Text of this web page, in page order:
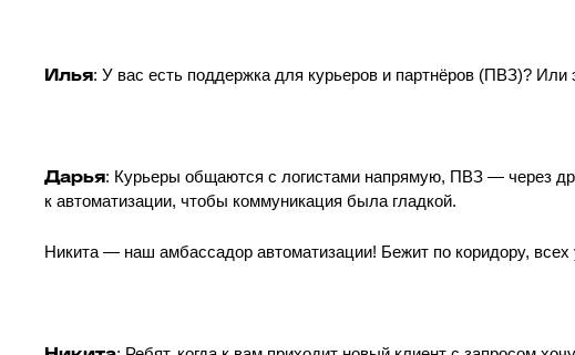
Илья: У вас есть поддержка для курьеров и партнёров (ПВЗ)? Или
Дарья: Курьеры общаются с логистами напрямую, ПВЗ — через
к автоматизации, чтобы коммуникация была гладкой.
Никита — наш амбассадор автоматизации! Бежит по коридору, всех